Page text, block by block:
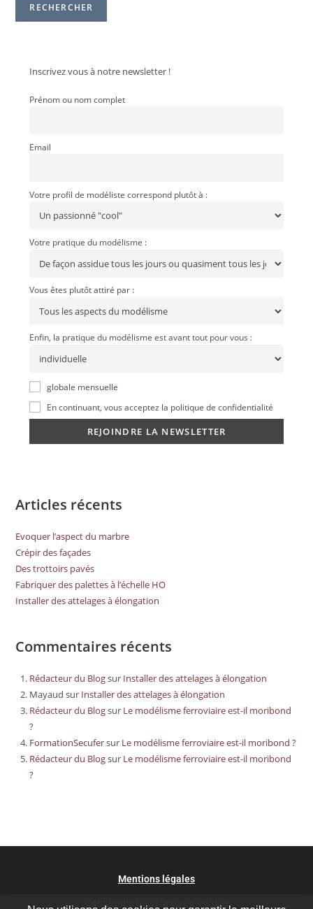
RECHERCHER
Inscrivez vous à notre newsletter !
Prénom ou nom complet
Email
Votre profil de modéliste correspond plutôt à :
Votre pratique du modélisme :
Vous êtes plutôt attiré par :
Enfin, la pratique du modélisme est avant tout pour vous :
globale mensuelle
En continuant, vous acceptez la politique de confidentialité
Articles récents
Evoquer l’aspect du marbre
Crépir des façades
Des trottoirs pavés
Fabriquer des palettes à l’échelle HO
Installer des attelages à élongation
Commentaires récents
Rédacteur du Blogsur Installer des attelages à élongation
Mayaud sur Installer des attelages à élongation
Rédacteur du Blogsur Le modélisme ferroviaire est-il moribond
?
FormationSecufersur Le modélisme ferroviaire est-il moribond ?
Rédacteur du Blogsur Le modélisme ferroviaire est-il moribond
?
Mentions légales
Conditions Générales de Ventes